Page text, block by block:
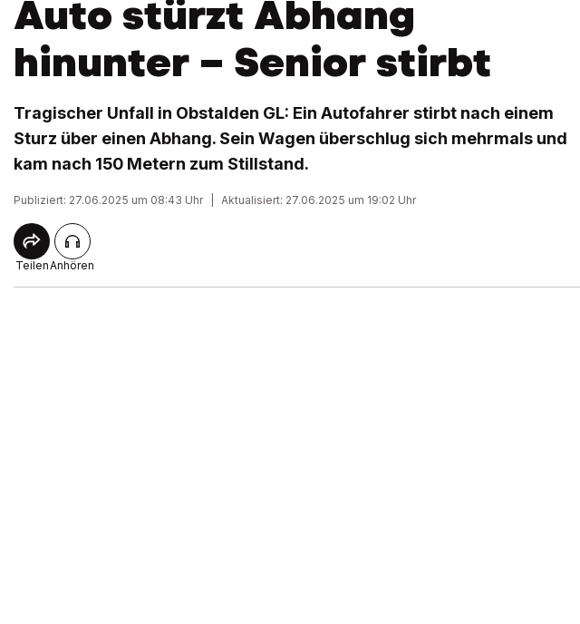
Auto stürzt Abhang
hinunter – Senior stirbt
Tragischer Unfall in Obstalden GL: Ein Autofahrer stirbt nach einem
Sturz über einen Abhang. Sein Wagen überschlug sich mehrmals und
kam nach 150 Metern zum Stillstand.
Publiziert: 27.06.2025 um 08:43 Uhr Aktualisiert: 27.06.2025 um 19:02 Uhr
TeilenAnhören